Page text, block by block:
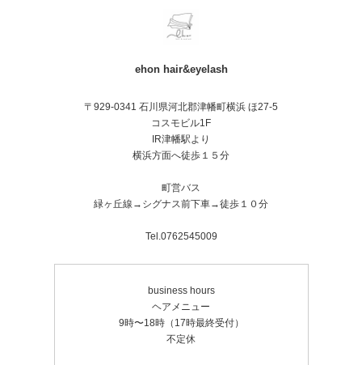
ehon hair&eyelash
〒929-0341 石川県河北郡津幡町横浜 ほ27-5
コスモビル1F
IR津幡駅より
横浜方面へ徒歩１５分
町営バス
緑ヶ丘線→シグナス前下車→徒歩１０分
Tel.0762545009
business hours
ヘアメニュー
9時〜18時（17時最終受付）
不定休